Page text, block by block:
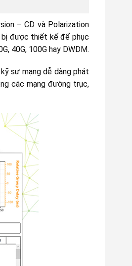
– CD và Polarization
bị được thiết kế để phục
40G, 100G hay DWDM.
sư mạng dễ dàng phát
các mạng đường trục,